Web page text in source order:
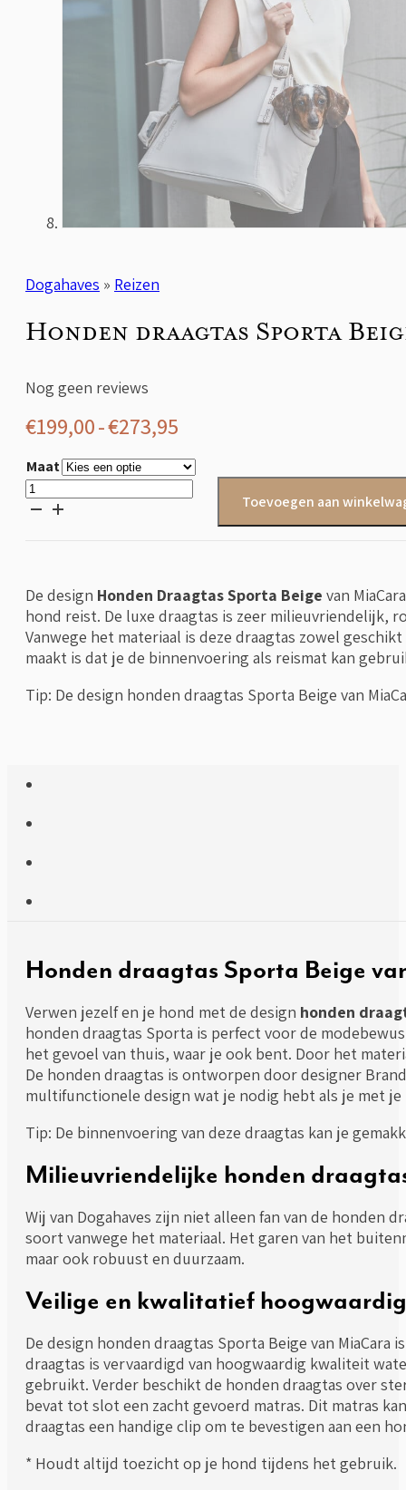
Dogahaves » Reizen
Honden draagtas Sporta
Nog geen reviews
€199,00-€273,95
€199,00
tot
€273,95
Maat
Honden
draagtas
Toevoegen aan
De design Honden Draagtas Sporta Beige van
hond reist. De luxe draagtas is zeer milieuvriendelijk,
Vanwege het materiaal is deze draagtas zowel
maakt is dat je de binnenvoering als reismat kan
Tip: De design honden draagtas Sporta Beige van
Honden draagtas Sporta Beige
Verwen jezelf en je hond met de design honden
honden draagtas Sporta is perfect voor de
het gevoel van thuis, waar je ook bent. Door het
De honden draagtas is ontworpen door designer
multifunctionele design wat je nodig hebt als je met
Tip: De binnenvoering van deze draagtas kan je
Milieuvriendelijke honden
Wij van Dogahaves zijn niet alleen fan van de honden
soort vanwege het materiaal. Het garen van het
maar ook robuust en duurzaam.
Veilige en kwalitatief
De design honden draagtas Sporta Beige van
draagtas is vervaardigd van hoogwaardig kwaliteit
gebruikt. Verder beschikt de honden draagtas over
bevat tot slot een zacht gevoerd matras. Dit matras
draagtas een handige clip om te bevestigen aan een
* Houdt altijd toezicht op je hond tijdens het gebruik.